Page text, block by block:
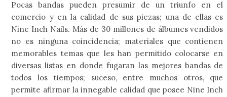
Pocas bandas pueden presumir de un triunfo en el
comercio y en la calidad de sus piezas; una de ellas es
Nine Inch Nails. Más de 30 millones de álbumes vendidos
no es ninguna coincidencia; materiales que contienen
memorables temas que les han permitido colocarse en
diversas listas en donde fugaran las mejores bandas de
todos los tiempos; suceso, entre muchos otros, que
permite afirmar la innegable calidad que posee Nine Inch